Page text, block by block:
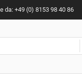
da: +49 (0) 8153 98 40 86